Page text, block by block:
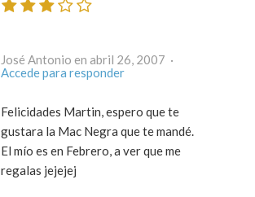
José Antonio en abril 26, 2007 ·
Accede para responder
Felicidades Martin, espero que te
gustara la Mac Negra que te mandé.
El mío es en Febrero, a ver que me
regalas jejejej